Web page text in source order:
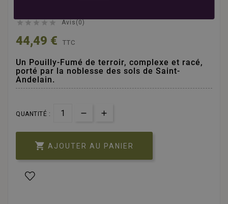
     Avis(0)
44,49 € TTC
Un Pouilly-Fumé de terroir, complexe et racé,
porté par la noblesse des sols de Saint-
Andelain.
QUANTITÉ :
 AJOUTER AU PANIER